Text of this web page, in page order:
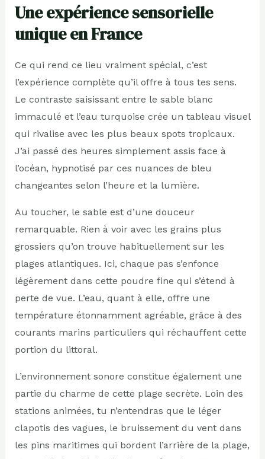
Une expérience sensorielle
unique en France
Ce qui rend ce lieu vraiment spécial, c’est
l’expérience complète qu’il offre à tous tes sens.
Le contraste saisissant entre le sable blanc
immaculé et l’eau turquoise crée un tableau visuel
qui rivalise avec les plus beaux spots tropicaux.
J’ai passé des heures simplement assis face à
l’océan, hypnotisé par ces nuances de bleu
changeantes selon l’heure et la lumière.
Au toucher, le sable est d’une douceur
remarquable. Rien à voir avec les grains plus
grossiers qu’on trouve habituellement sur les
plages atlantiques. Ici, chaque pas s’enfonce
légèrement dans cette poudre fine qui s’étend à
perte de vue. L’eau, quant à elle, offre une
température étonnamment agréable, grâce à des
courants marins particuliers qui réchauffent cette
portion du littoral.
L’environnement sonore constitue également une
partie du charme de cette plage secrète. Loin des
stations animées, tu n’entendras que le léger
clapotis des vagues, le bruissement du vent dans
les pins maritimes qui bordent l’arrière de la plage,